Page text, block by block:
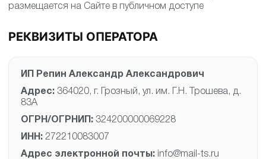
размещается на Сайте в публичном доступе
РЕКВИЗИТЫ ОПЕРАТОРА
ИП Репин Александр Александрович
Адрес: 364020, г. Грозный, ул. им. Г.Н. Трошева, д.
83А
ОГРН/ОГРНИП: 324200000069228
ИНН: 272210083007
Адрес электронной почты: info@mail-ts.ru